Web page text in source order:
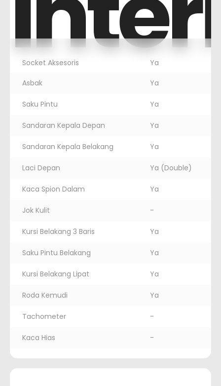
Socket Aksesoris Ya
Asbak Ya
Saku Pintu Ya
Sandaran Kepala Depan Ya
Sandaran Kepala Belakang Ya
Laci Depan Ya (Double)
Kaca Spion Dalam Ya
Jok Kulit -
Kursi Belakang 3 Baris Ya
Saku Pintu Belakang Ya
Kursi Belakang Lipat Ya
Roda Kemudi Ya
Tachometer -
Kaca Hias -